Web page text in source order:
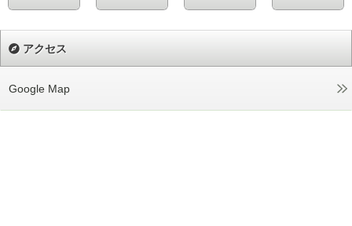
アクセス
Google Map